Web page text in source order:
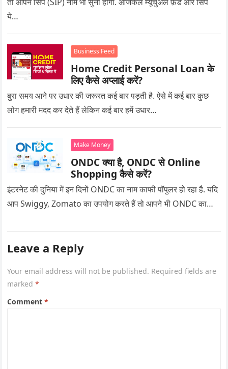
ये…
Business Feed
Home Credit Personal Loan के
लिए कैसे अप्लाई करें?
बुरा समय आने पर उधार की जरूरत कई बार पड़ती है. ऐसे में कई बार कुछ
लोग हमारी मदद कर देते हैं लेकिन कई बार हमें उधार…
Make Money
ONDC क्या है, ONDC से Online
Shopping कैसे करें?
इंटरनेट की दुनिया में इन दिनों ONDC का नाम काफी पॉपुलर हो रहा है. यदि
आप Swiggy, Zomato का उपयोग करते हैं तो आपने भी ONDC का…
Leave a Reply
Your email address will not be published. Required fields are
marked*
Comment*